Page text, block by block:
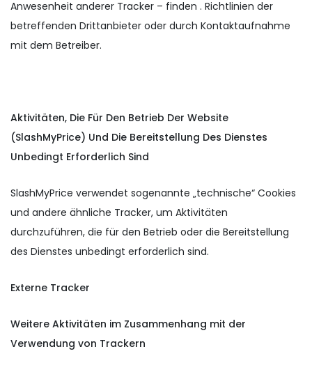
Anwesenheit anderer Tracker – finden . Richtlinien der
betreffenden Drittanbieter oder durch Kontaktaufnahme
mit dem Betreiber.
Aktivitäten, Die Für Den Betrieb Der Website
(SlashMyPrice) Und Die Bereitstellung Des Dienstes
Unbedingt Erforderlich Sind
SlashMyPrice verwendet sogenannte „technische“ Cookies
und andere ähnliche Tracker, um Aktivitäten
durchzuführen, die für den Betrieb oder die Bereitstellung
des Dienstes unbedingt erforderlich sind.
Externe Tracker
Weitere Aktivitäten im Zusammenhang mit der
Verwendung von Trackern